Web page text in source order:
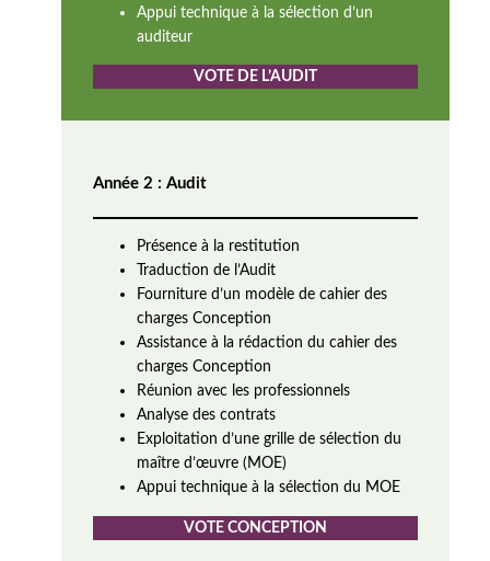
Appui technique à la sélection d’un
auditeur
VOTE DE L’AUDIT
Année 2 : Audit
Présence à la restitution
Traduction de l’Audit
Fourniture d’un modèle de cahier des
charges Conception
Assistance à la rédaction du cahier des
charges Conception
Réunion avec les professionnels
Analyse des contrats
Exploitation d’une grille de sélection du
maître d’œuvre (MOE)
Appui technique à la sélection du MOE
VOTE CONCEPTION